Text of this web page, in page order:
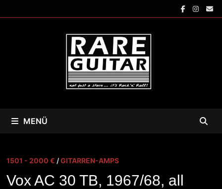
Inhalt
MENÜ
1501 - 2000 € /GITARREN-AMPS
Vox AC 30 TB, 1967/68, all